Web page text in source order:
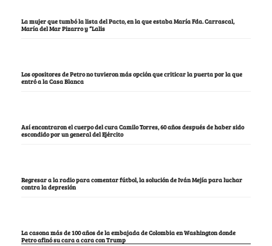
La mujer que tumbó la lista del Pacto, en la que estaba María Fda. Carrascal,
María del Mar Pizarro y “Lalis
Los opositores de Petro no tuvieron más opción que criticar la puerta por la que
entró a la Casa Blanca
Así encontraron el cuerpo del cura Camilo Torres, 60 años después de haber sido
escondido por un general del Ejército
Regresar a la radio para comentar fútbol, la solución de Iván Mejía para luchar
contra la depresión
La casona más de 100 años de la embajada de Colombia en Washington donde
Petro afinó su cara a cara con Trump